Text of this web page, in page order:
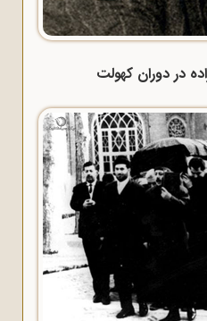
در دوران کهولت